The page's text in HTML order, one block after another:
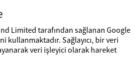
Limited tarafından sağlanan Google
kullanmaktadır. Sağlayıcı, bir veri
veri işleyici olarak hareket